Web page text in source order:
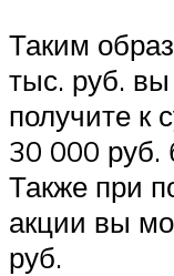
Таким
тыс. руб. вы
получите к
30 000 руб.
Также при
акции вы
руб.